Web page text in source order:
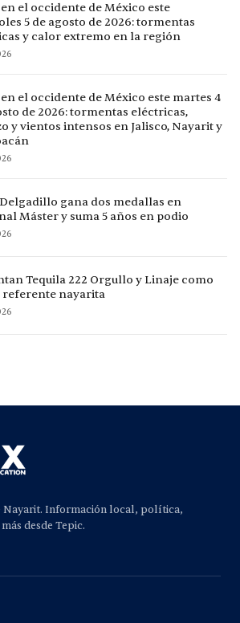
el occidente de México este
5 de agosto de 2026: tormentas
y calor extremo en la región
el occidente de México este martes 4
de 2026: tormentas eléctricas,
y vientos intensos en Jalisco, Nayarit y
gana dos medallas en
Máster y suma 5 años en podio
Tequila 222 Orgullo y Linaje como
referente nayarita
Nayarit. Información local, política,
desde Tepic.